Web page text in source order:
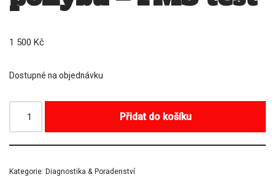
1 500 Kč
Dostupné na objednávku
Přidat do košíku
Kategorie: Diagnostika & Poradenství